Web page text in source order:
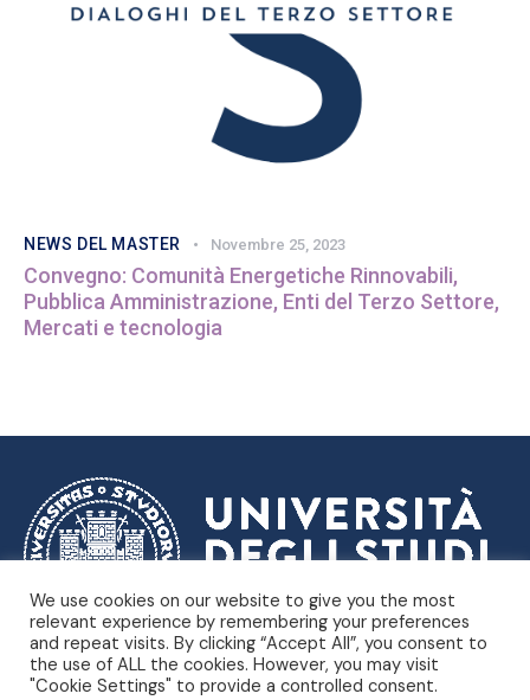
NEWS DEL MASTER Novembre 25, 2023
Convegno: Comunità Energetiche Rinnovabili,
Pubblica Amministrazione, Enti del Terzo Settore,
Mercati e tecnologia
Università degli Studi di Trieste |Dipartimento di Scienze
Politiche e Sociali
We use cookies on our website to give you the most
relevant experience by remembering your preferences
and repeat visits. By clicking “Accept All”, you consent to
the use of ALL the cookies. However, you may visit
"Cookie Settings" to provide a controlled consent.